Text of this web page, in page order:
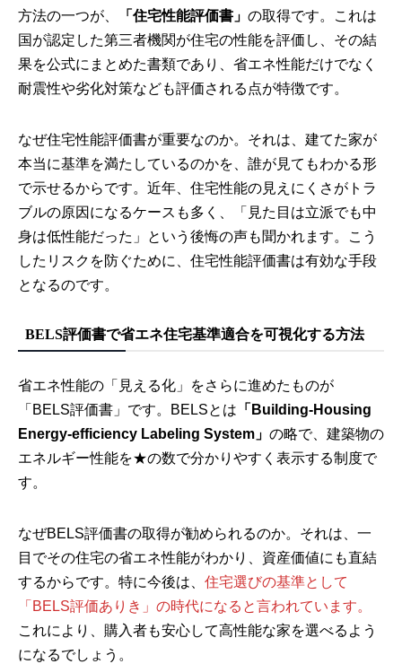
方法の一つが、
「住宅性能評価書」 の取得です。これは
国が認定した第三者機関が住宅の性能を評価し、その結
果を公式にまとめた書類であり、省エネ性能だけでなく
耐震性や劣化対策なども評価される点が特徴です。
なぜ住宅性能評価書が重要なのか。それは、建てた家が
本当に基準を満たしているのかを、誰が見てもわかる形
で示せるからです。近年、住宅性能の見えにくさがトラ
ブルの原因になるケースも多く、「見た目は立派でも中
身は低性能だった」という後悔の声も聞かれます。こう
したリスクを防ぐために、住宅性能評価書は有効な手段
となるのです。
BELS評価書で省エネ住宅基準適合を可視化する方法
省エネ性能の「見える化」をさらに進めたものが
「BELS評価書」です。BELSとは 「Building-Housing
Energy-efficiency Labeling System」 の略で、建築物の
エネルギー性能を★の数で分かりやすく表示する制度で
す。
なぜBELS評価書の取得が勧められるのか。それは、一
目でその住宅の省エネ性能がわかり、資産価値にも直結
するからです。特に今後は、 住宅選びの基準として
「BELS評価ありき」の時代になると言われています。
これにより、購入者も安心して高性能な家を選べるよう
になるでしょう。